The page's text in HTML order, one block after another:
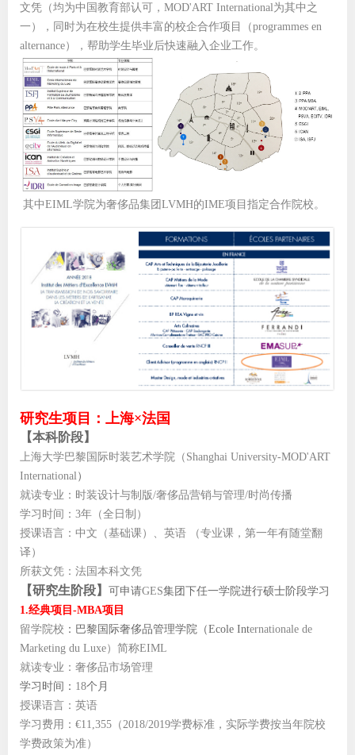
文凭（均为中国教育部认可，MOD'ART International为其中之
一），同时为在校生提供丰富的校企合作项目（programmes en
alternance），帮助学生毕业后快速融入企业工作。
其中EIML学院为奢侈品集团LVMH的IME项目指定合作院校。
研究生项目：上海×法国
【本科阶段】
上海大学巴黎国际时装艺术学院（ Shanghai University-MOD'ART
International ）
就读专业：时装设计与制版/奢侈品营销与管理/时尚传播
学习时间：3年（全日制）
授课语言：中文（基础课）、英语 （专业课，第一年有随堂翻
译）
所获文凭：法国本科文凭
【研究生阶段】 可申请GES集团下任一学院进行硕士阶段学习
1.经典项目 -MBA项目
留学院校 ： 巴黎国际奢侈品管理学院（Ecole Internationale de
Marketing du Luxe） 简称EIML
就读专业：奢侈品市场管理
学习时间： 18个月
授课语言：英语
学习费用：€11,355（2018/2019学费标准，实际学费按当年院校
学费政策为准）